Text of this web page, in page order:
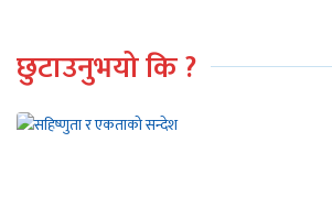
छुटाउनुभयो कि ?